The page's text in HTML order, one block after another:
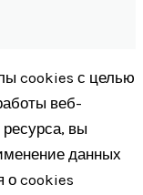
cookies с целью
веб-
вы
данных
о cookies